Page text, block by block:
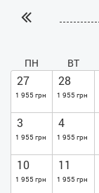
ПН ВТ
27
1 955 грн
28
1 955 грн
3
1 955 грн
4
1 955 грн
10
1 955 грн
11
1 955 грн